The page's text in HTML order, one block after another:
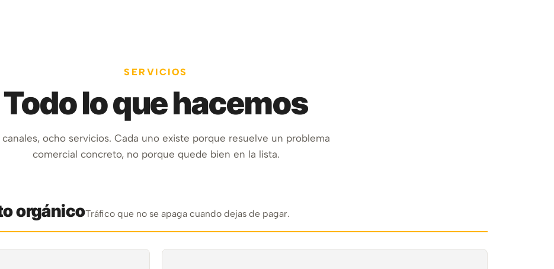
SERVICIOS
Todo lo que hacemos
canales, ocho servicios. Cada uno existe porque resuelve un problema
comercial concreto, no porque quede bien en la lista.
orgánicoTráfico que no se apaga cuando dejas de pagar.